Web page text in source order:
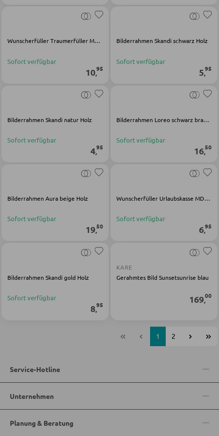
Holz-Schreibtische
BÜRO
Wandregale
Bürozubehör
Büromöbel Sets
Schreibtischlampen
Wunscherfüller Traumerfüller MDF weiß
Sofort verfügbar
10,95
Bilderrahmen Skandi schwarz Holz
Sofort verfügbar
5 ,95
Bilderrahmen Skandi natur Holz
Sofort verfügbar
4,95
Bilderrahmen Loreo schwarz braun Metall Holz
Sofort verfügbar
16,50
Bilderrahmen Aura beige Holz
Sofort verfügbar
19,50
Wunscherfüller Urlaubskasse MDF multicolor
Sofort verfügbar
6,95
Bilderrahmen Skandi gold Holz
Sofort verfügbar
8,95
KARE
Gerahmtes Bild Sunsetsunrise blau
169,00
1 2
Service-Hotline
Unternehmen
Planung & Beratung